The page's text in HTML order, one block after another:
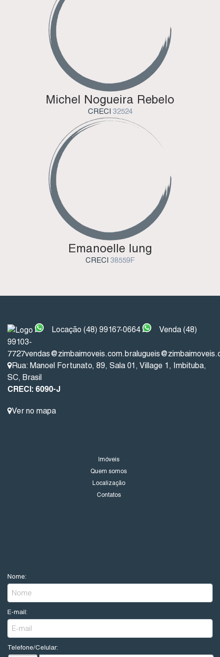
Michel Nogueira Rebelo
CRECI 32524
Emanoelle Iung
CRECI 38559F
Locação (48) 99167-0664
Venda (48)
99103-
7727vendas@zimbaimoveis.com.br
Rua: Manoel Fortunato, 89, Sala 01, Village 1, Imbituba,
SC, Brasil
CRECI: 6090-J
Ver no mapa
Imóveis
Quem somos
Localização
Contatos
Nome:
E-mail:
Telefone/Celular: